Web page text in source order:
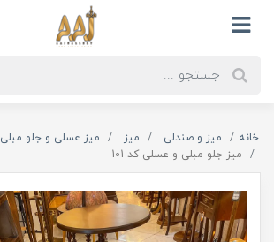
خانه میز و صندلی میز
میز عسلی و جلو مبلی
میز جلو مبلی و عسلی کد 101